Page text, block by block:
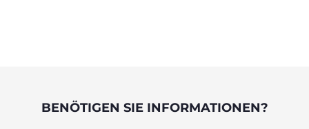
BENÖTIGEN SIE INFORMATIONEN?